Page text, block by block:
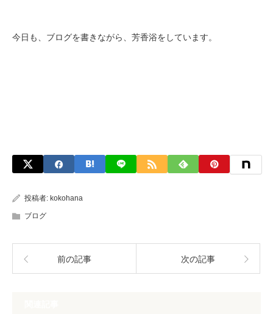
今日も、ブログを書きながら、芳香浴をしています。
投稿者: kokohana
ブログ
前の記事 次の記事